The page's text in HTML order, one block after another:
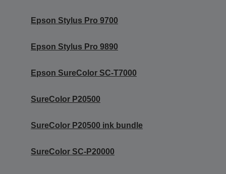
Epson Stylus Pro 9700
Epson Stylus Pro 9890
Epson SureColor SC-T7000
SureColor P20500
SureColor P20500 ink bundle
SureColor SC-P20000